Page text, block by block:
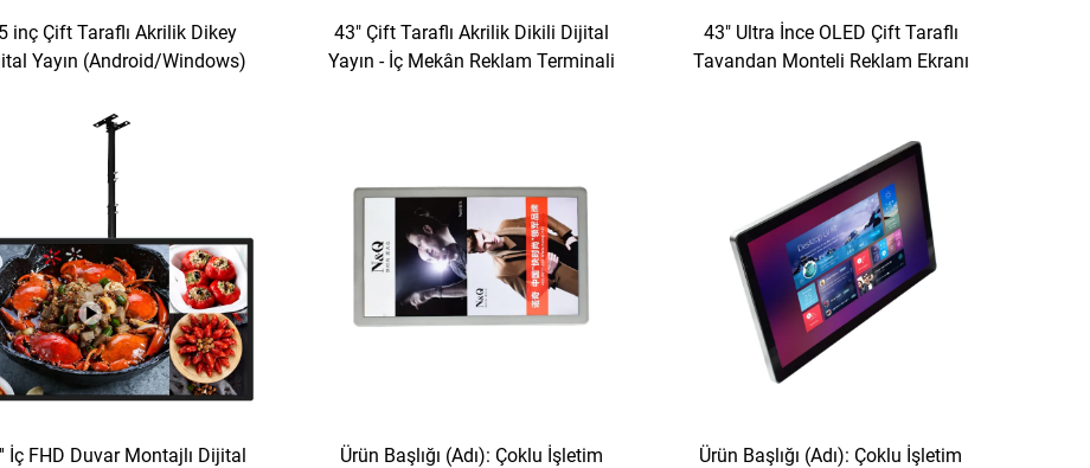
inç Çift Taraflı Akrilik Dikey
Yayın (Android/Windows)
43" Çift Taraflı Akrilik Dikili Dijital
Yayın - İç Mekân Reklam Terminali
43" Ultra İnce OLED Çift Taraflı
Tavandan Monteli Reklam Ekranı
İç FHD Duvar Montajlı Dijital
Ürün Başlığı (Adı): Çoklu İşletim
Ürün Başlığı (Adı): Çoklu İşletim